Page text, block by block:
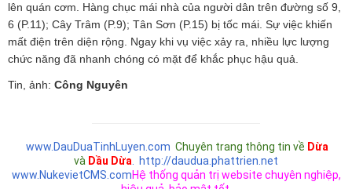
lên quán cơm. Hàng chục mái nhà của người dân trên đường số 9,
6 (P.11); Cây Trâm (P.9); Tân Sơn (P.15) bị tốc mái. Sự việc khiến
mất điện trên diện rộng. Ngay khi vụ việc xảy ra, nhiều lực lượng
chức năng đã nhanh chóng có mặt để khắc phục hậu quả.
Tin, ảnh: Công Nguyên
www.DauDuaTinhLuyen.com Chuyên trang thông tin về Dừa
và Dầu Dừa
http://daudua.phattrien.net
www.NukevietCMS.comHệ thống quản trị website chuyên nghiệp,